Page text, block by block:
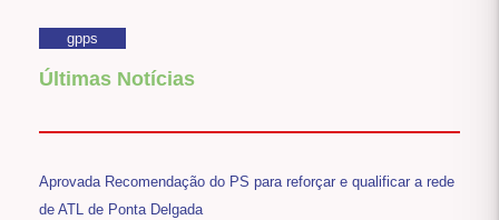
gpps
Últimas Notícias
Aprovada Recomendação do PS para reforçar e qualificar a rede
de ATL de Ponta Delgada